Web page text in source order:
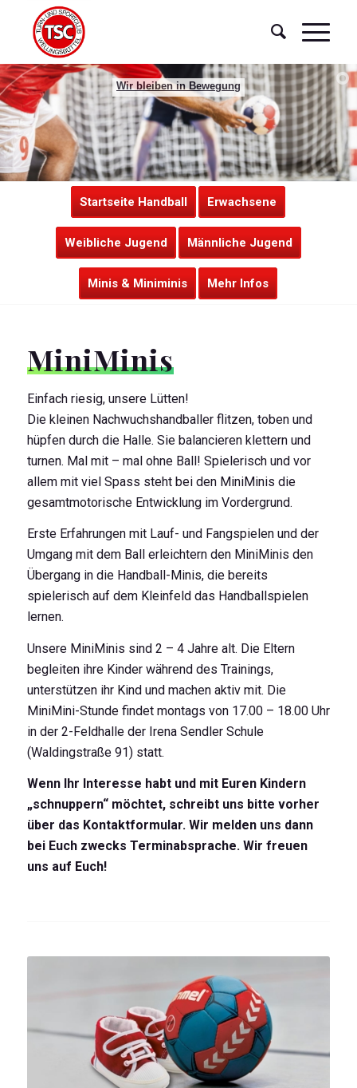
Wir bleiben in Bewegung
Startseite Handball Erwachsene
Weibliche Jugend Männliche Jugend
Minis & Miniminis Mehr Infos
MiniMinis
Einfach riesig, unsere Lütten!
Die kleinen Nachwuchshandballer flitzen, toben und
hüpfen durch die Halle. Sie balancieren klettern und
turnen. Mal mit – mal ohne Ball! Spielerisch und vor
allem mit viel Spass steht bei den MiniMinis die
gesamtmotorische Entwicklung im Vordergrund.
Erste Erfahrungen mit Lauf- und Fangspielen und der
Umgang mit dem Ball erleichtern den MiniMinis den
Übergang in die Handball-Minis, die bereits
spielerisch auf dem Kleinfeld das Handballspielen
lernen.
Unsere MiniMinis sind 2 – 4 Jahre alt. Die Eltern
begleiten ihre Kinder während des Trainings,
unterstützen ihr Kind und machen aktiv mit. Die
MiniMini-Stunde findet montags von 17.00 – 18.00 Uhr
in der 2-Feldhalle der Irena Sendler Schule
(Waldingstraße 91) statt.
Wenn Ihr Interesse habt und mit Euren Kindern
„schnuppern“ möchtet, schreibt uns bitte vorher
über das Kontaktformular. Wir melden uns dann
bei Euch zwecks Terminabsprache. Wir freuen
uns auf Euch!